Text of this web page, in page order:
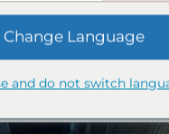
IBIZA /
Change Language
and do not switch